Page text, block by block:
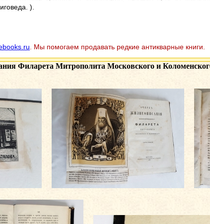
).
. Мы помогаем продавать редкие антикварные книги.
Филарета Митрополита Московского и